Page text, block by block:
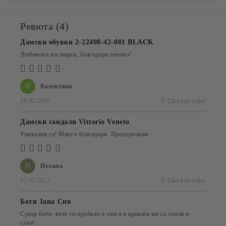
Ревюта (4)
В Валентина
28.02.2026 Checked order
Дамски обувки 2-22408-42-001 BLACK
Любимата ми марка, благодаря отново!
Н Нелина
15.07.2022 Checked order
Дамски сандали Vittorio Veneto
Уникални са! Много благодаря. Препоръчвам
Боти Jana Сив
Супер боти, вече ги пробвах в снега и краката ми са топли и
сухи!